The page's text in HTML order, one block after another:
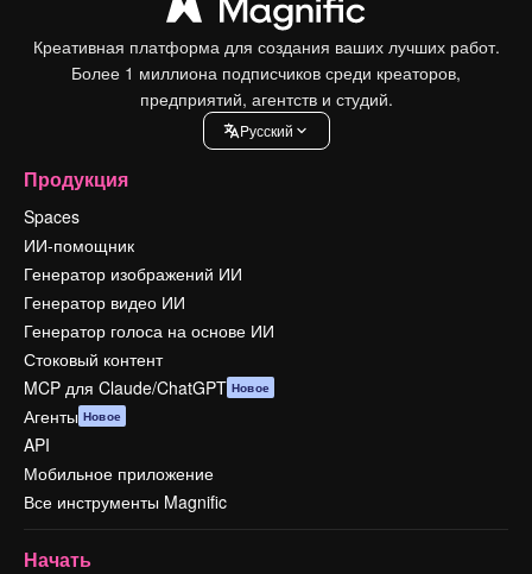
Креативная платформа для создания ваших лучших работ.
Более 1 миллиона подписчиков среди креаторов,
предприятий, агентств и студий.
Pусский
Продукция
Spaces
ИИ-помощник
Генератор изображений ИИ
Генератор видео ИИ
Генератор голоса на основе ИИ
Стоковый контент
MCP для Claude/ChatGPT Новое
Агенты Новое
API
Мобильное приложение
Все инструменты Magnific
Начать